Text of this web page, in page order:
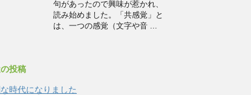
句があったので興味が惹かれ、
読み始めました。「共感覚」と
は、一つの感覚（文字や音 ...
投稿
時代になりました